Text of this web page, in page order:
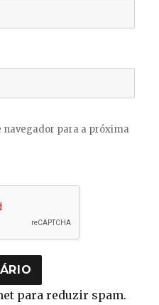
navegador para a próxima
para reduzir spam.